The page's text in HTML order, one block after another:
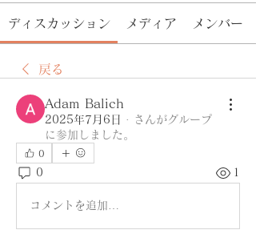
ディスカッション メディア メンバー
戻る
Adam Balich
2025年7月6日 ·
さんがグループ
に参加しました。
0
0 1
コメントを追加…